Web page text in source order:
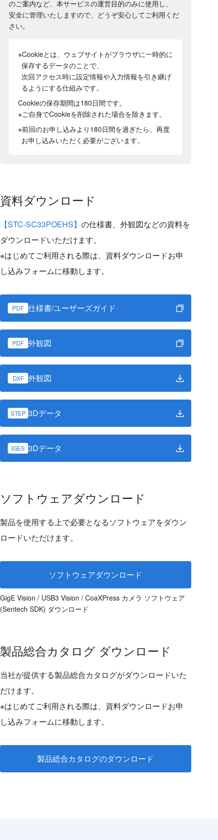
のご案内など、本サービスの運営目的のみに使用し、
安全に管理いたしますので、どうぞ安心してご利用くだ
さい。
※Cookieとは、ウェブサイトがブラウザに一時的に
保存するデータのことで、
次回アクセス時に設定情報や入力情報を引き継げ
るようにする仕組みです。
Cookieの保存期間は180日間です。
※ご自身でCookieを削除された場合を除きます。
※前回のお申し込みより180日間を過ぎたら、再度
お申し込みいただく必要がございます。
資料ダウンロード
【STC-SC33POEHS】 の仕様書、外観図などの資料を
ダウンロードいただけます。
※はじめてご利用される際は、資料ダウンロードお申
し込みフォームに移動します。
PDF 仕様書/ユーザーズガイド
PDF 外観図
DXF 外観図
STEP 3Dデータ
IGES 3Dデータ
ソフトウェアダウンロード
製品を使用する上で必要となるソフトウェアをダウン
ロードいただけます。
ソフトウェアダウンロード
GigE Vision / USB3 Vision / CoaXPress カメラ ソフトウェア
(Sentech SDK) ダウンロード
製品総合カタログ ダウンロード
当社が提供する製品総合カタログがダウンロードいた
だけます。
※はじめてご利用される際は、資料ダウンロードお申
し込みフォームに移動します。
製品総合カタログのダウンロード